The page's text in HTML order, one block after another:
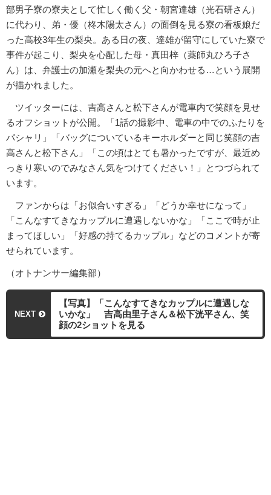
部男子寮の寮夫として忙しく働く父・朝宮達雄（光石研さん）
に代わり、弟・優（柊木陽太さん）の面倒を見る寮の看板娘だ
った高校3年生の梨央。ある日の夜、達雄が留守にしていた寮で
事件が起こり、梨央を心配した母・真田梓（薬師丸ひろ子さ
ん）は、弁護士の加瀬を梨央の元へと向かわせる…という展開
が描かれました。
ツイッターには、吉高さんと松下さんが電車内で笑顔を見せ
るオフショットが公開。「1話の撮影中、電車の中でのふたりを
パシャリ」「バッグについているキーホルダーと同じ笑顔の吉
高さんと松下さん」「この頃はとても暑かったですが、最近め
っきり寒いのでみなさん気をつけてください！」とつづられて
います。
ファンからは「お似合いすぎる」「どうか幸せになって」
「こんなすてきなカップルに遭遇しないかな」「ここで時が止
まってほしい」「好感の持てるカップル」などのコメントが寄
せられています。
（オトナンサー編集部）
NEXT
【写真】「こんなすてきなカップルに遭遇しな
いかな」 吉高由里子さん＆松下洸平さん、笑
顔の2ショットを見る